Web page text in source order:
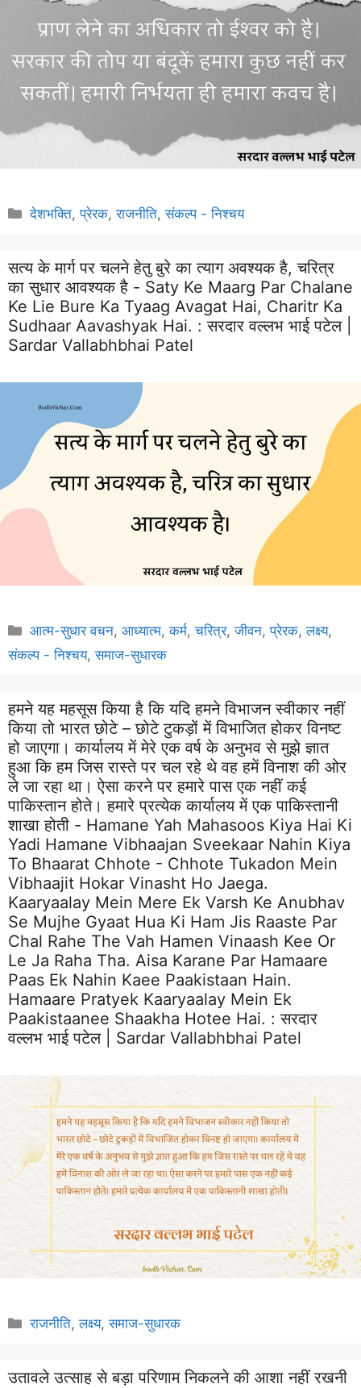
Categories
देशभक्ति,प्रेरक,राजनीति,संकल्प - निश्चय
सत्य के मार्ग पर चलने हेतु बुरे का त्याग अवश्यक है, चरित्र
का सुधार आवश्यक है - Saty Ke Maarg Par Chalane
Ke Lie Bure Ka Tyaag Avagat Hai, Charitr Ka
Sudhaar Aavashyak Hai. :सरदार वल्लभ भाई पटेल |
Sardar Vallabhbhai Patel
Categories
आत्म-सुधार वचन,आध्यात्म,कर्म,चरित्र,जीवन,प्रेरक,लक्ष्य,
संकल्प - निश्चय,समाज-सुधारक
हमने यह महसूस किया है कि यदि हमने विभाजन स्वीकार नहीं
किया तो भारत छोटे – छोटे टुकड़ों में विभाजित होकर विनष्ट
हो जाएगा। कार्यालय में मेरे एक वर्ष के अनुभव से मुझे ज्ञात
हुआ कि हम जिस रास्ते पर चल रहे थे वह हमें विनाश की ओर
ले जा रहा था। ऐसा करने पर हमारे पास एक नहीं कई
पाकिस्तान होते। हमारे प्रत्येक कार्यालय में एक पाकिस्तानी
शाखा होती - Hamane Yah Mahasoos Kiya Hai Ki
Yadi Hamane Vibhaajan Sveekaar Nahin Kiya
To Bhaarat Chhote - Chhote Tukadon Mein
Vibhaajit Hokar Vinasht Ho Jaega.
Kaaryaalay Mein Mere Ek Varsh Ke Anubhav
Se Mujhe Gyaat Hua Ki Ham Jis Raaste Par
Chal Rahe The Vah Hamen Vinaash Kee Or
Le Ja Raha Tha. Aisa Karane Par Hamaare
Paas Ek Nahin Kaee Paakistaan Hain.
Hamaare Pratyek Kaaryaalay Mein Ek
Paakistaanee Shaakha Hotee Hai. :सरदार
वल्लभ भाई पटेल | Sardar Vallabhbhai Patel
Categories
राजनीति,लक्ष्य,समाज-सुधारक
उतावले उत्साह से बड़ा परिणाम निकलने की आशा नहीं रखनी